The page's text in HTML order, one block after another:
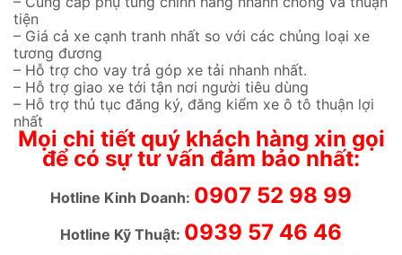
tiện
– Giá cả xe cạnh tranh nhất so với các chủng loại xe
tương đương
– Hỗ trợ cho vay trả góp xe tải nhanh nhất.
– Hỗ trợ giao xe tới tận nơi người tiêu dùng
– Hỗ trợ thủ tục đăng ký, đăng kiểm xe ô tô thuận lợi
nhất
Mọi chi tiết quý khách hàng xin gọi
để có sự tư vấn đảm bảo nhất:
Hotline Kinh Doanh: 0907 52 98 99
Hotline Kỹ Thuật: 0939 57 46 46